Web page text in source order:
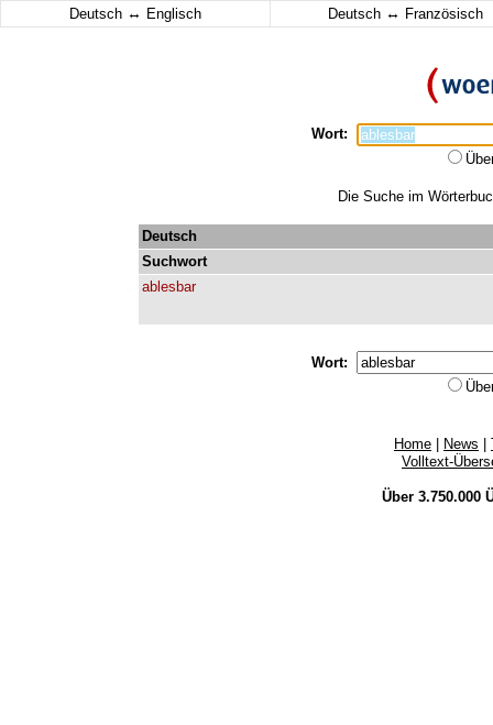
Deutsch ↔ Englisch Deutsch ↔ Französisch
Wort:
Die Suche im
Deutsch
Suchwort
ablesbar
Wort:
Home News
Volltext-
Über 3.750.000